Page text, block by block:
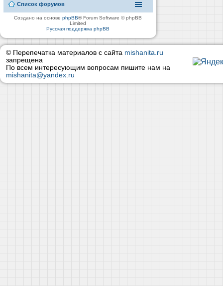
Список форумов
Создано на основеphpBB® Forum Software © phpBB
Limited
Русская поддержка phpBB
© Перепечатка материалов с сайта mishanita.ru
запрещена
По всем интересующим вопросам пишите нам на
mishanita@yandex.ru